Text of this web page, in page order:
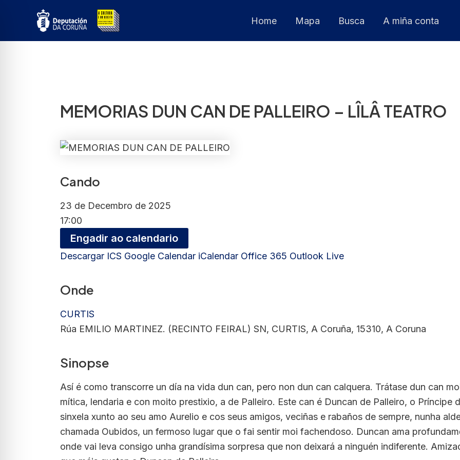
Home Mapa Busca A miña conta
MEMORIAS DUN CAN DE PALLEIRO – LÎLÂ TEATRO
Cando
23 de Decembro de 2025
17:00
Engadir ao calendario
Descargar ICS Google Calendar iCalendar Office 365 Outlook Live
Onde
CURTIS
Rúa EMILIO MARTINEZ. (RECINTO FEIRAL) SN, CURTIS, A Coruña, 15310, A Coruna
Sinopse
Así é como transcorre un día na vida dun can, pero non dun can calquera. Trátase dun can
mítica, lendaria e con moito prestixio, a de Palleiro. Este can é Duncan de Palleiro, o Príncipe
sinxela xunto ao seu amo Aurelio e cos seus amigos, veciñas e rabaños de sempre, nunha
chamada Oubidos, un fermoso lugar que o fai sentir moi fachendoso. Duncan ama
onde vai leva consigo unha grandísima sorpresa que non deixará a ninguén indiferente.